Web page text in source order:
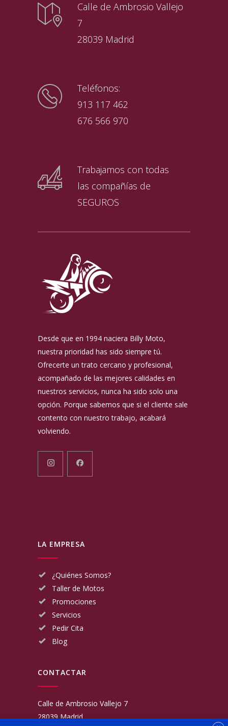
Calle de Ambrosio Vallejo
7
28039 Madrid
Teléfonos:
913 117 462
676 566 970
Trabajamos con todas
las compañías de
SEGUROS
Desde que en 1994 naciera Billy Moto,
nuestra prioridad has sido siempre tú.
Ofrecerte un trato cercano y profesional,
acompañado de las mejores calidades en
nuestros servicios, nunca ha sido solo una
opción. Porque sabemos que si el cliente sale
contento con nuestro trabajo, acabará
volviendo.
LA EMPRESA
¿Quiénes Somos?
Taller de Motos
Promociones
Servicios
Pedir Cita
Blog
CONTACTAR
Calle de Ambrosio Vallejo 7
28039 Madrid